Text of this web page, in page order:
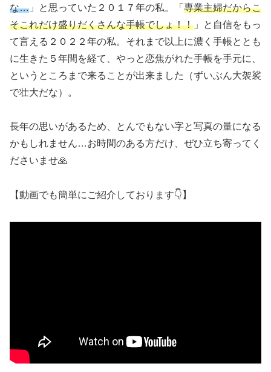
な… 」と思っていた２０１７年の私。「 専業主婦だからこ
そこれだけ盛りだくさんな手帳でしょ！！ 」と自信をもっ
て言える２０２２年の私。それまで以上に濃く手帳ととも
に生きた５年間を経て、やっと恋焦がれた手帳を手元に、
というところまで来ることが出来ました（ずいぶん大袈裟
で壮大だな）。
長年の思いがあるため、とんでもない字と写真の量になる
かもしれません…お時間のある方だけ、ぜひ立ち寄ってく
ださいませ🙏
【動画でも簡単にご紹介しております👇】